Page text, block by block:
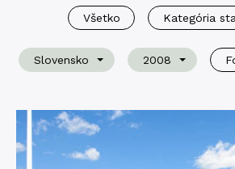
Všetko Kategória
Slovensko 2008